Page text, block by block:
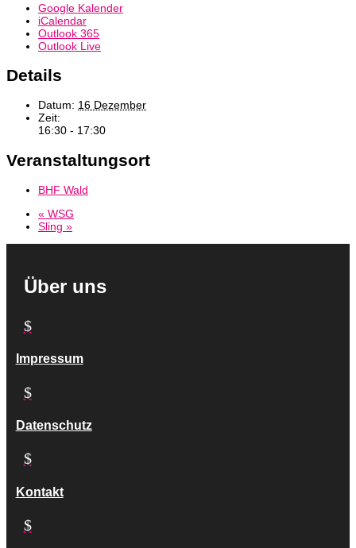
Google Kalender
iCalendar
Outlook 365
Outlook Live
Details
Datum: 16 Dezember
Zeit:
16:30 - 17:30
Veranstaltungsort
BHF Wald
« WSG
Sling »
Über uns
$
Impressum
$
Datenschutz
$
Kontakt
$